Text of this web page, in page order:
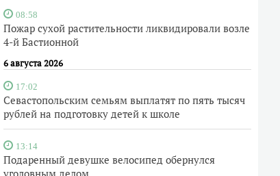
08:58
Пожар сухой растительности ликвидировали возле
4-й Бастионной
6 августа 2026
17:02
Севастопольским семьям выплатят по пять тысяч
рублей на подготовку детей к школе
13:14
Подаренный девушке велосипед обернулся
уголовным делом